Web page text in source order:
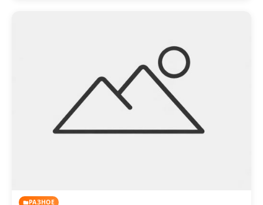
РАЗНОЕ